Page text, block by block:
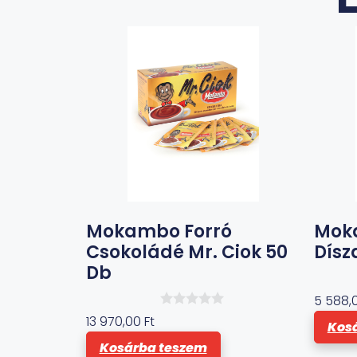
Mokambo Forró
Csokoládé Mr. Ciok 50
Db
5
13 970,00 Ft
Kosárba teszem
5